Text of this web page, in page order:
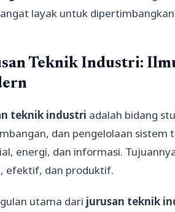
layak untuk
Teknik Industri:
teknik industri adalah bidang
dan pengelolaan
energi, dan informasi.
efektif, dan produktif.
utama dari jurusan teknik